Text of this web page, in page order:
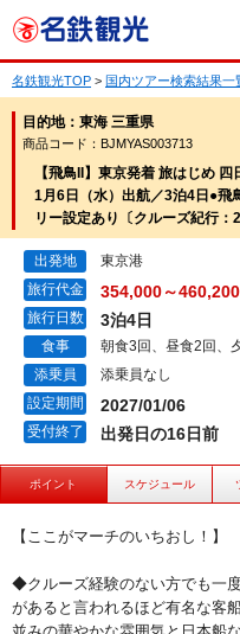
名鉄観光TOP > 国内ツアー検索結果一
目的地：東海 三重県
商品コード：BJMYAS003713
【飛鳥II】東京発着 旅はじめ
1月6日（水）出航／3泊4日●飛
リー設定あり〔クルーズ紀行：
出発地
東京港
旅行代金
354,000～
旅行日数 3泊4日
食事
朝食3回、昼食2回、
添乗員
添乗員なし
設定期間
2027/01/06
受付終了 出発日の16日前
ポイント スケジュール
【ここがマーチのいちおし！】
◆クルーズ経験のない方でも一
があると言われるほど有名な客